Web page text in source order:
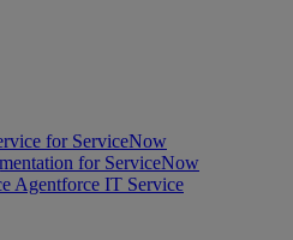
for ServiceNow
for ServiceNow
Agentforce IT Service